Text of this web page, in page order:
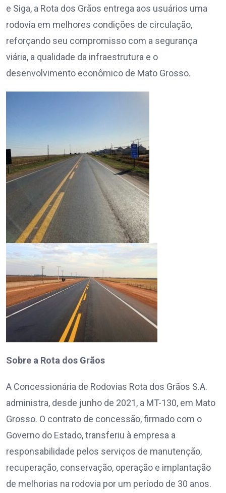
e Siga, a Rota dos Grãos entrega aos usuários uma
rodovia em melhores condições de circulação,
reforçando seu compromisso com a segurança
viária, a qualidade da infraestrutura e o
desenvolvimento econômico de Mato Grosso.
Sobre a Rota dos Grãos
A Concessionária de Rodovias Rota dos Grãos S.A.
administra, desde junho de 2021, a MT-130, em Mato
Grosso. O contrato de concessão, firmado com o
Governo do Estado, transferiu à empresa a
responsabilidade pelos serviços de manutenção,
recuperação, conservação, operação e implantação
de melhorias na rodovia por um período de 30 anos.